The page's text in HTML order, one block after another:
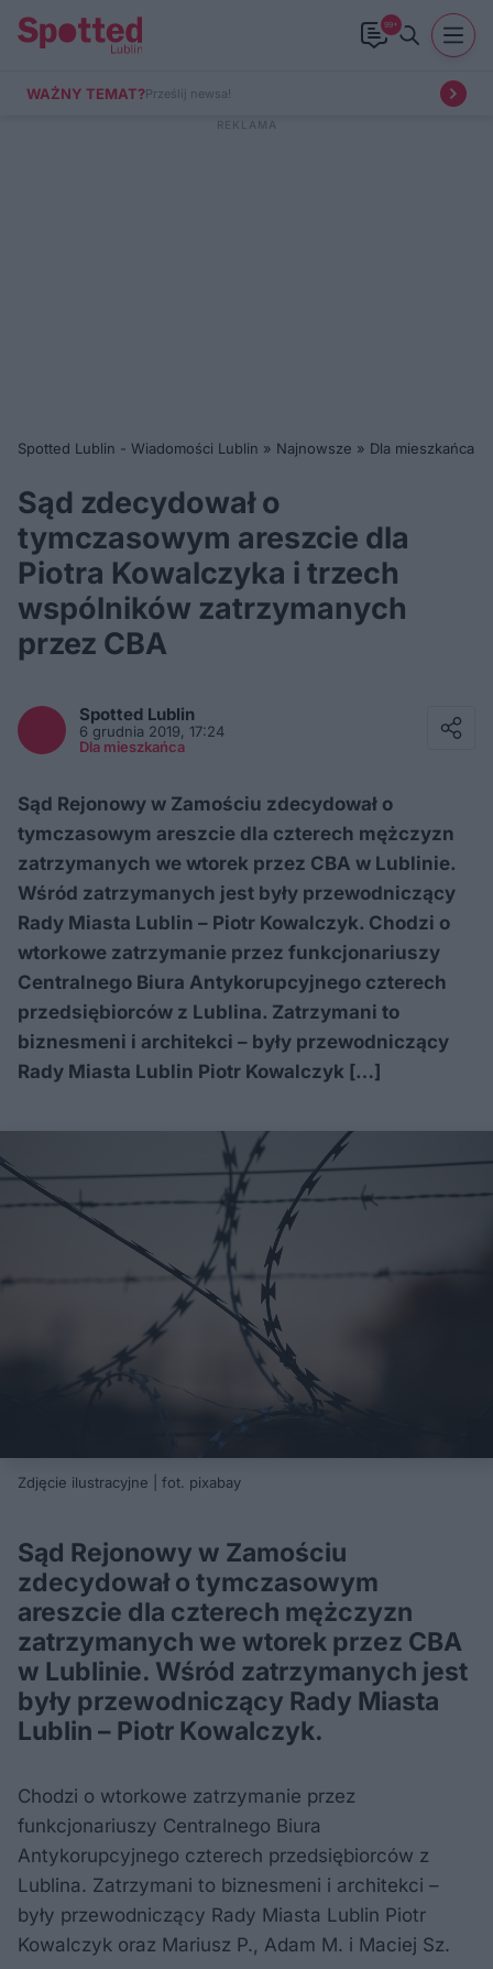
99+
WAŻNY TEMAT?Prześlij newsa!
Spotted Lublin - Wiadomości Lublin » Najnowsze » Dla mieszkańca
Sąd zdecydował o
tymczasowym areszcie dla
Piotra Kowalczyka i trzech
wspólników zatrzymanych
przez CBA
Spotted Lublin
6 grudnia 2019, 17:24
Dla mieszkańca
Sąd Rejonowy w Zamościu zdecydował o
tymczasowym areszcie dla czterech mężczyzn
zatrzymanych we wtorek przez CBA w Lublinie.
Wśród zatrzymanych jest były przewodniczący
Rady Miasta Lublin – Piotr Kowalczyk. Chodzi o
wtorkowe zatrzymanie przez funkcjonariuszy
Centralnego Biura Antykorupcyjnego czterech
przedsiębiorców z Lublina. Zatrzymani to
biznesmeni i architekci – były przewodniczący
Rady Miasta Lublin Piotr Kowalczyk […]
Zdjęcie ilustracyjne | fot. pixabay
Sąd Rejonowy w Zamościu
zdecydował o tymczasowym
areszcie dla czterech mężczyzn
zatrzymanych we wtorek przez CBA
w Lublinie. Wśród zatrzymanych jest
były przewodniczący Rady Miasta
Lublin – Piotr Kowalczyk.
Chodzi o wtorkowe zatrzymanie przez
funkcjonariuszy Centralnego Biura
Antykorupcyjnego czterech przedsiębiorców z
Lublina. Zatrzymani to biznesmeni i architekci –
były przewodniczący Rady Miasta Lublin Piotr
Kowalczyk oraz Mariusz P., Adam M. i Maciej Sz.